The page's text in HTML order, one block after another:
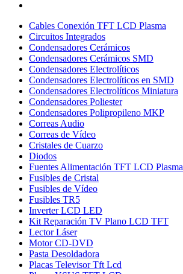
Cables Conexión TFT LCD Plasma
Circuitos Integrados
Condensadores Cerámicos
Condensadores Cerámicos SMD
Condensadores Electrolíticos
Condensadores Electrolíticos en SMD
Condensadores Electrolíticos Miniatura
Condensadores Poliester
Condensadores Polipropileno MKP
Correas Audio
Correas de Vídeo
Cristales de Cuarzo
Diodos
Fuentes Alimentación TFT LCD Plasma
Fusibles de Cristal
Fusibles de Vídeo
Fusibles TR5
Inverter LCD LED
Kit Reparación TV Plano LCD TFT
Lector Láser
Motor CD-DVD
Pasta Desoldadora
Placas Televisor Tft Lcd